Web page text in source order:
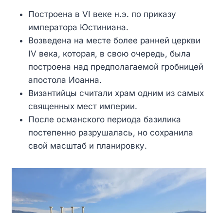
Построена в VI веке н.э. по приказу
императора Юстиниана.
Возведена на месте более ранней церкви
IV века, которая, в свою очередь, была
построена над предполагаемой гробницей
апостола Иоанна.
Византийцы считали храм одним из самых
священных мест империи.
После османского периода базилика
постепенно разрушалась, но сохранила
свой масштаб и планировку.